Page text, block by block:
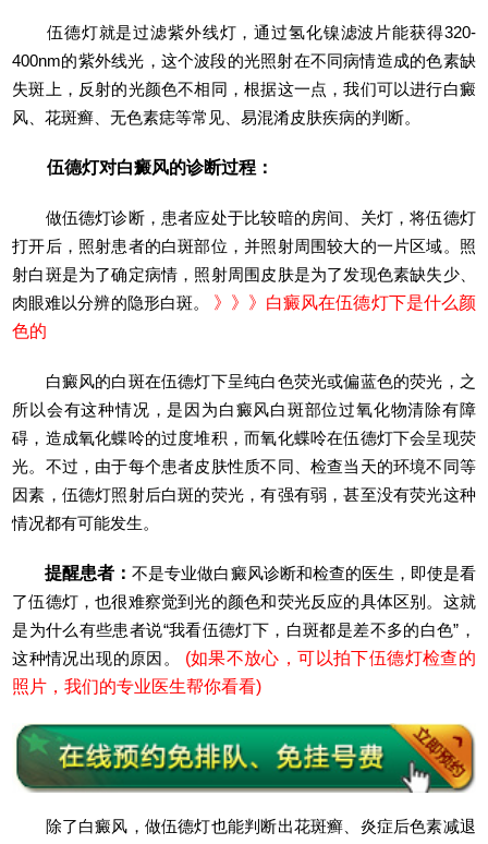
伍德灯就是过滤紫外线灯，通过氢化镍滤波片能获得320-
400nm的紫外线光，这个波段的光照射在不同病情造成的色素缺
失斑上，反射的光颜色不相同，根据这一点，我们可以进行白癜
风、花斑癣、无色素痣等常见、易混淆皮肤疾病的判断。
伍德灯对白癜风的诊断过程：
做伍德灯诊断，患者应处于比较暗的房间、关灯，将伍德灯
打开后，照射患者的白斑部位，并照射周围较大的一片区域。照
射白斑是为了确定病情，照射周围皮肤是为了发现色素缺失少、
肉眼难以分辨的隐形白斑。 》》》 白癜风在伍德灯下是什么颜
色的
白癜风的白斑在伍德灯下呈纯白色荧光或偏蓝色的荧光，之
所以会有这种情况，是因为白癜风白斑部位过氧化物清除有障
碍，造成氧化蝶呤的过度堆积，而氧化蝶呤在伍德灯下会呈现荧
光。不过，由于每个患者皮肤性质不同、检查当天的环境不同等
因素，伍德灯照射后白斑的荧光，有强有弱，甚至没有荧光这种
情况都有可能发生。
提醒患者：不是专业做白癜风诊断和检查的医生，即使是看
了伍德灯，也很难察觉到光的颜色和荧光反应的具体区别。这就
是为什么有些患者说“我看伍德灯下，白斑都是差不多的白色”，
这种情况出现的原因。 (如果不放心，可以拍下伍德灯检查的
照片，我们的专业医生帮你看看)
除了白癜风，做伍德灯也能判断出花斑癣、炎症后色素减退